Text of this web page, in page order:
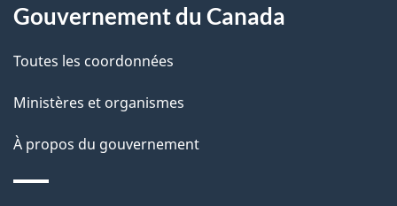
i
l
s
d
e
propos
de
ce
site
Gouvernement du Canada
Toutes les coordonnées
Ministères et organismes
À propos du gouvernement